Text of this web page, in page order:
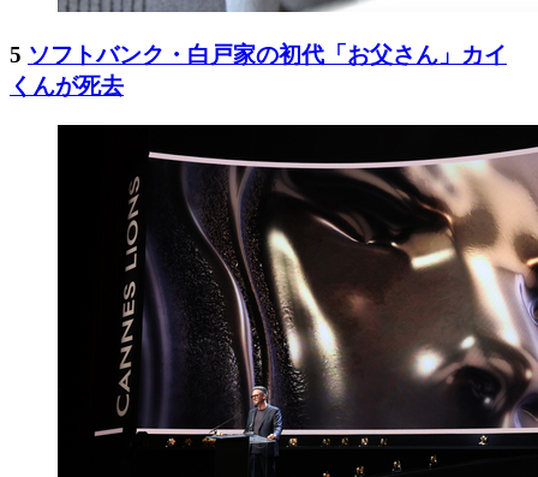
5 ソフトバンク・白戸家の初代「お父さん」カイ
くんが死去